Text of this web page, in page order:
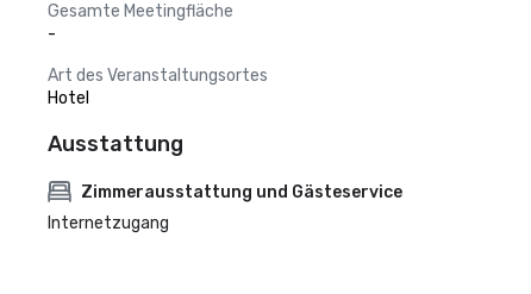
Gesamte Meetingfläche
-
Art des Veranstaltungsortes
Hotel
Ausstattung
Zimmerausstattung und Gästeservice
Internetzugang